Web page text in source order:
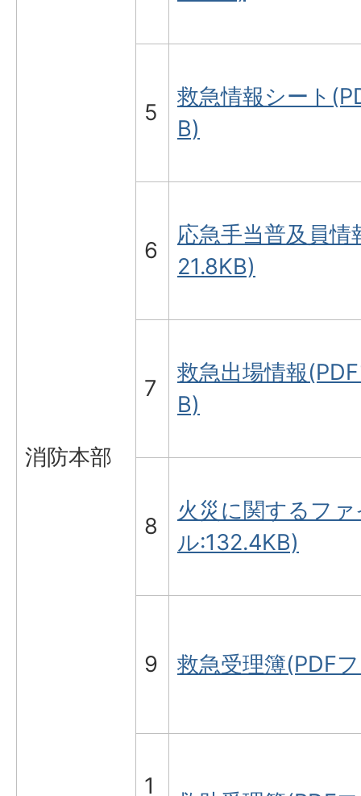
消防本部
5
救急情報シート
B)
6
応急手当普及員
21.8KB)
7
救急出場情報
B)
8
火災に関するフ
ル:132.4KB)
9 救急受理簿(PDF
1